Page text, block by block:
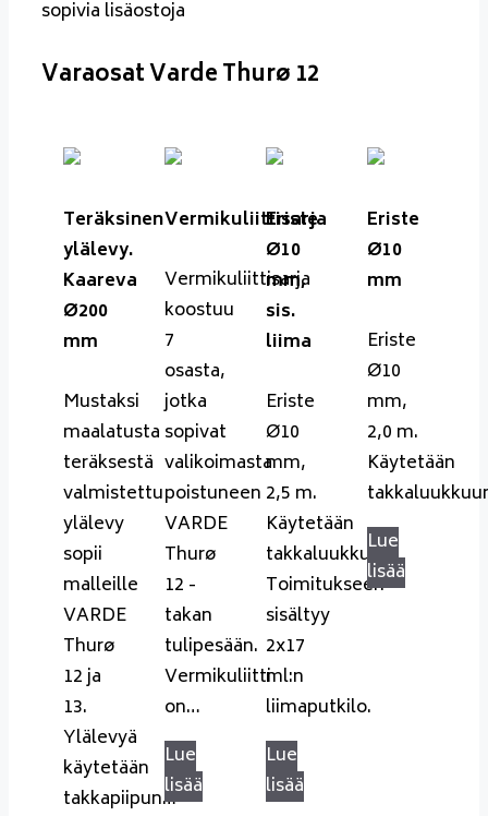
sopivia lisäostoja
Varaosat Varde Thurø 12
Teräksinen
ylälevy.
Kaareva
Ø200
mm
Mustaksi
maalatusta
teräksestä
valmistettu
ylälevy
sopii
malleille
VARDE
Thurø
12 ja
13.
Ylälevyä
käytetään
takkapiipun…
Vermikuliittisarja
Vermikuliittisarja
koostuu
7
osasta,
jotka
sopivat
valikoimasta
poistuneen
VARDE
Thurø
12 -
takan
tulipesään.
Vermikuliitti
on…
Lue
lisää
Eriste
Ø10
mm,
sis.
liima
Eriste
Ø10
mm,
2,5 m.
Käytetään
takkaluukkuun.
Toimitukseen
sisältyy
2x17
ml:n
liimaputkilo.
Lue
lisää
Eriste
Ø10
mm
Eriste
Ø10
mm,
2,0 m.
Käytetään
Lue
lisää